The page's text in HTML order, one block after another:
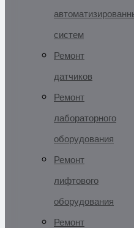
систем
Ремонт
датчиков
Ремонт
лабораторного
оборудования
Ремонт
лифтового
оборудования
Ремонт